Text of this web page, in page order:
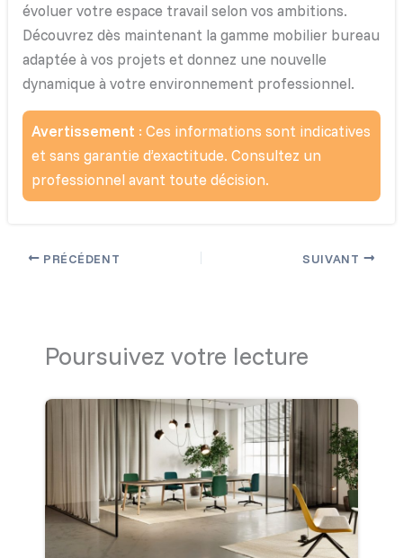
évoluer votre espace travail selon vos ambitions.
Découvrez dès maintenant la gamme mobilier bureau
adaptée à vos projets et donnez une nouvelle
dynamique à votre environnement professionnel.
Avertissement : Ces informations sont indicatives
et sans garantie d’exactitude. Consultez un
professionnel avant toute décision.
PRÉCÉDENT SUIVANT
Poursuivez votre lecture